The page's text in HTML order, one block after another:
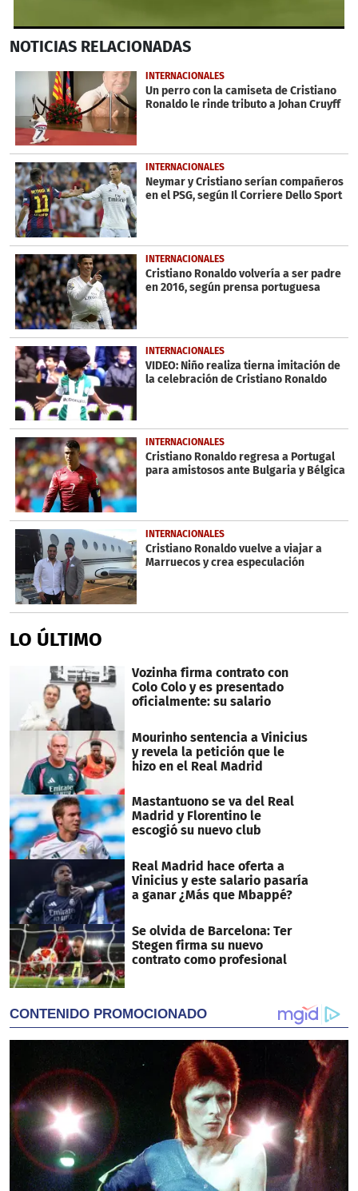
seconds
49
seconds
NOTICIAS RELACIONADAS
INTERNACIONALES
Un perro con la camiseta de Cristiano
Ronaldo le rinde tributo a Johan Cruyff
INTERNACIONALES
Neymar y Cristiano serían compañeros
en el PSG, según Il Corriere Dello Sport
INTERNACIONALES
Cristiano Ronaldo volvería a ser padre
en 2016, según prensa portuguesa
INTERNACIONALES
VIDEO: Niño realiza tierna imitación de
la celebración de Cristiano Ronaldo
INTERNACIONALES
Cristiano Ronaldo regresa a Portugal
para amistosos ante Bulgaria y Bélgica
INTERNACIONALES
Cristiano Ronaldo vuelve a viajar a
Marruecos y crea especulación
LO ÚLTIMO
Vozinha firma contrato con
Colo Colo y es presentado
oficialmente: su salario
Mourinho sentencia a Vinicius
y revela la petición que le
hizo en el Real Madrid
Mastantuono se va del Real
Madrid y Florentino le
escogió su nuevo club
Real Madrid hace oferta a
Vinicius y este salario pasaría
a ganar ¿Más que Mbappé?
Se olvida de Barcelona: Ter
Stegen firma su nuevo
contrato como profesional